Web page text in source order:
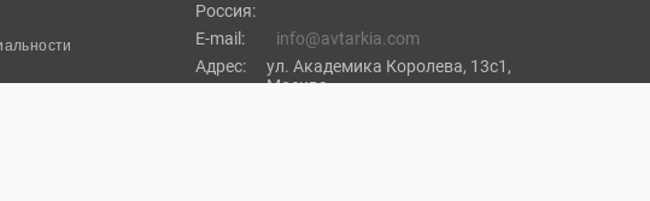
Россия:
E-mail:
info@avtarkia.com
Адрес:
ул. Академика Королева, 13с1,
Москва